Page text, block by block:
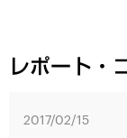
レポート・
2017/02/15